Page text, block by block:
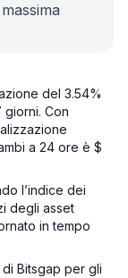
del 3.54%
giorni. Con
a 24 ore è $
l’indice dei
degli asset
in tempo
Bitsgap per gli